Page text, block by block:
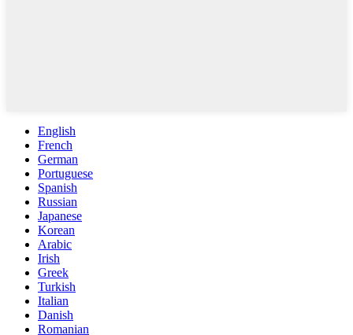
English
French
German
Portuguese
Spanish
Russian
Japanese
Korean
Arabic
Irish
Greek
Turkish
Italian
Danish
Romanian